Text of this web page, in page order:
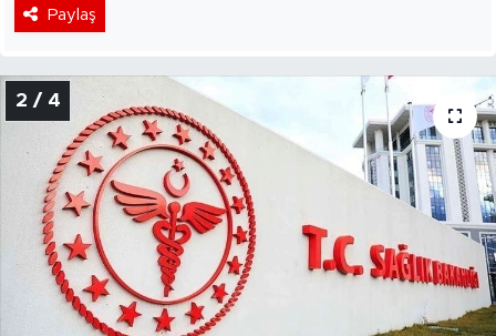
Paylaş
2 / 4